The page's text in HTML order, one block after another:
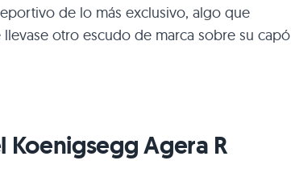
de lo más exclusivo, algo que
otro escudo de marca sobre su capó
Agera R